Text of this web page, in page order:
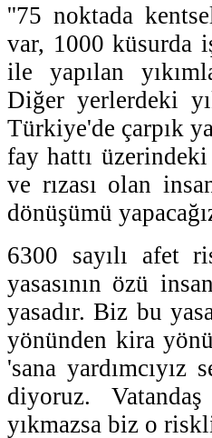
''75 noktada
var, 1000 küsurda
ile yapılan
Diğer yerlerdeki
Türkiye'de çarpık
fay hattı
ve rızası olan
dönüşümü
6300 sayılı afet
yasasının özü
yasadır. Biz bu
yönünden kira
'sana
diyoruz.
yıkmazsa biz o